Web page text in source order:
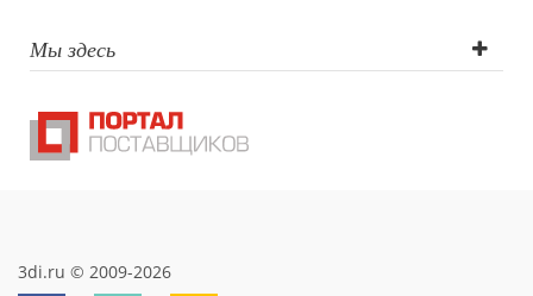
Мы здесь
3di.ru © 2009-2026